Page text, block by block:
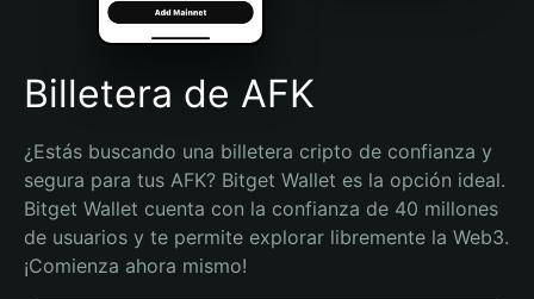
Español (Argentina)
Billetera de AFK
¿Estás buscando una billetera cripto de confianza y
segura para tus AFK? Bitget Wallet es la opción ideal.
Bitget Wallet cuenta con la confianza de 40 millones
de usuarios y te permite explorar libremente la Web3.
¡Comienza ahora mismo!